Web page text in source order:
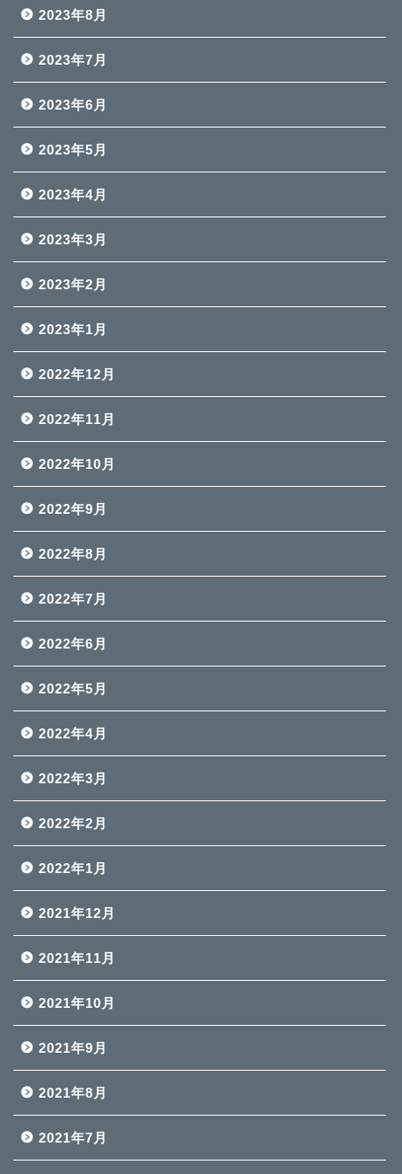
2023年8月
2023年7月
2023年6月
2023年5月
2023年4月
2023年3月
2023年2月
2023年1月
2022年12月
2022年11月
2022年10月
2022年9月
2022年8月
2022年7月
2022年6月
2022年5月
2022年4月
2022年3月
2022年2月
2022年1月
2021年12月
2021年11月
2021年10月
2021年9月
2021年8月
2021年7月